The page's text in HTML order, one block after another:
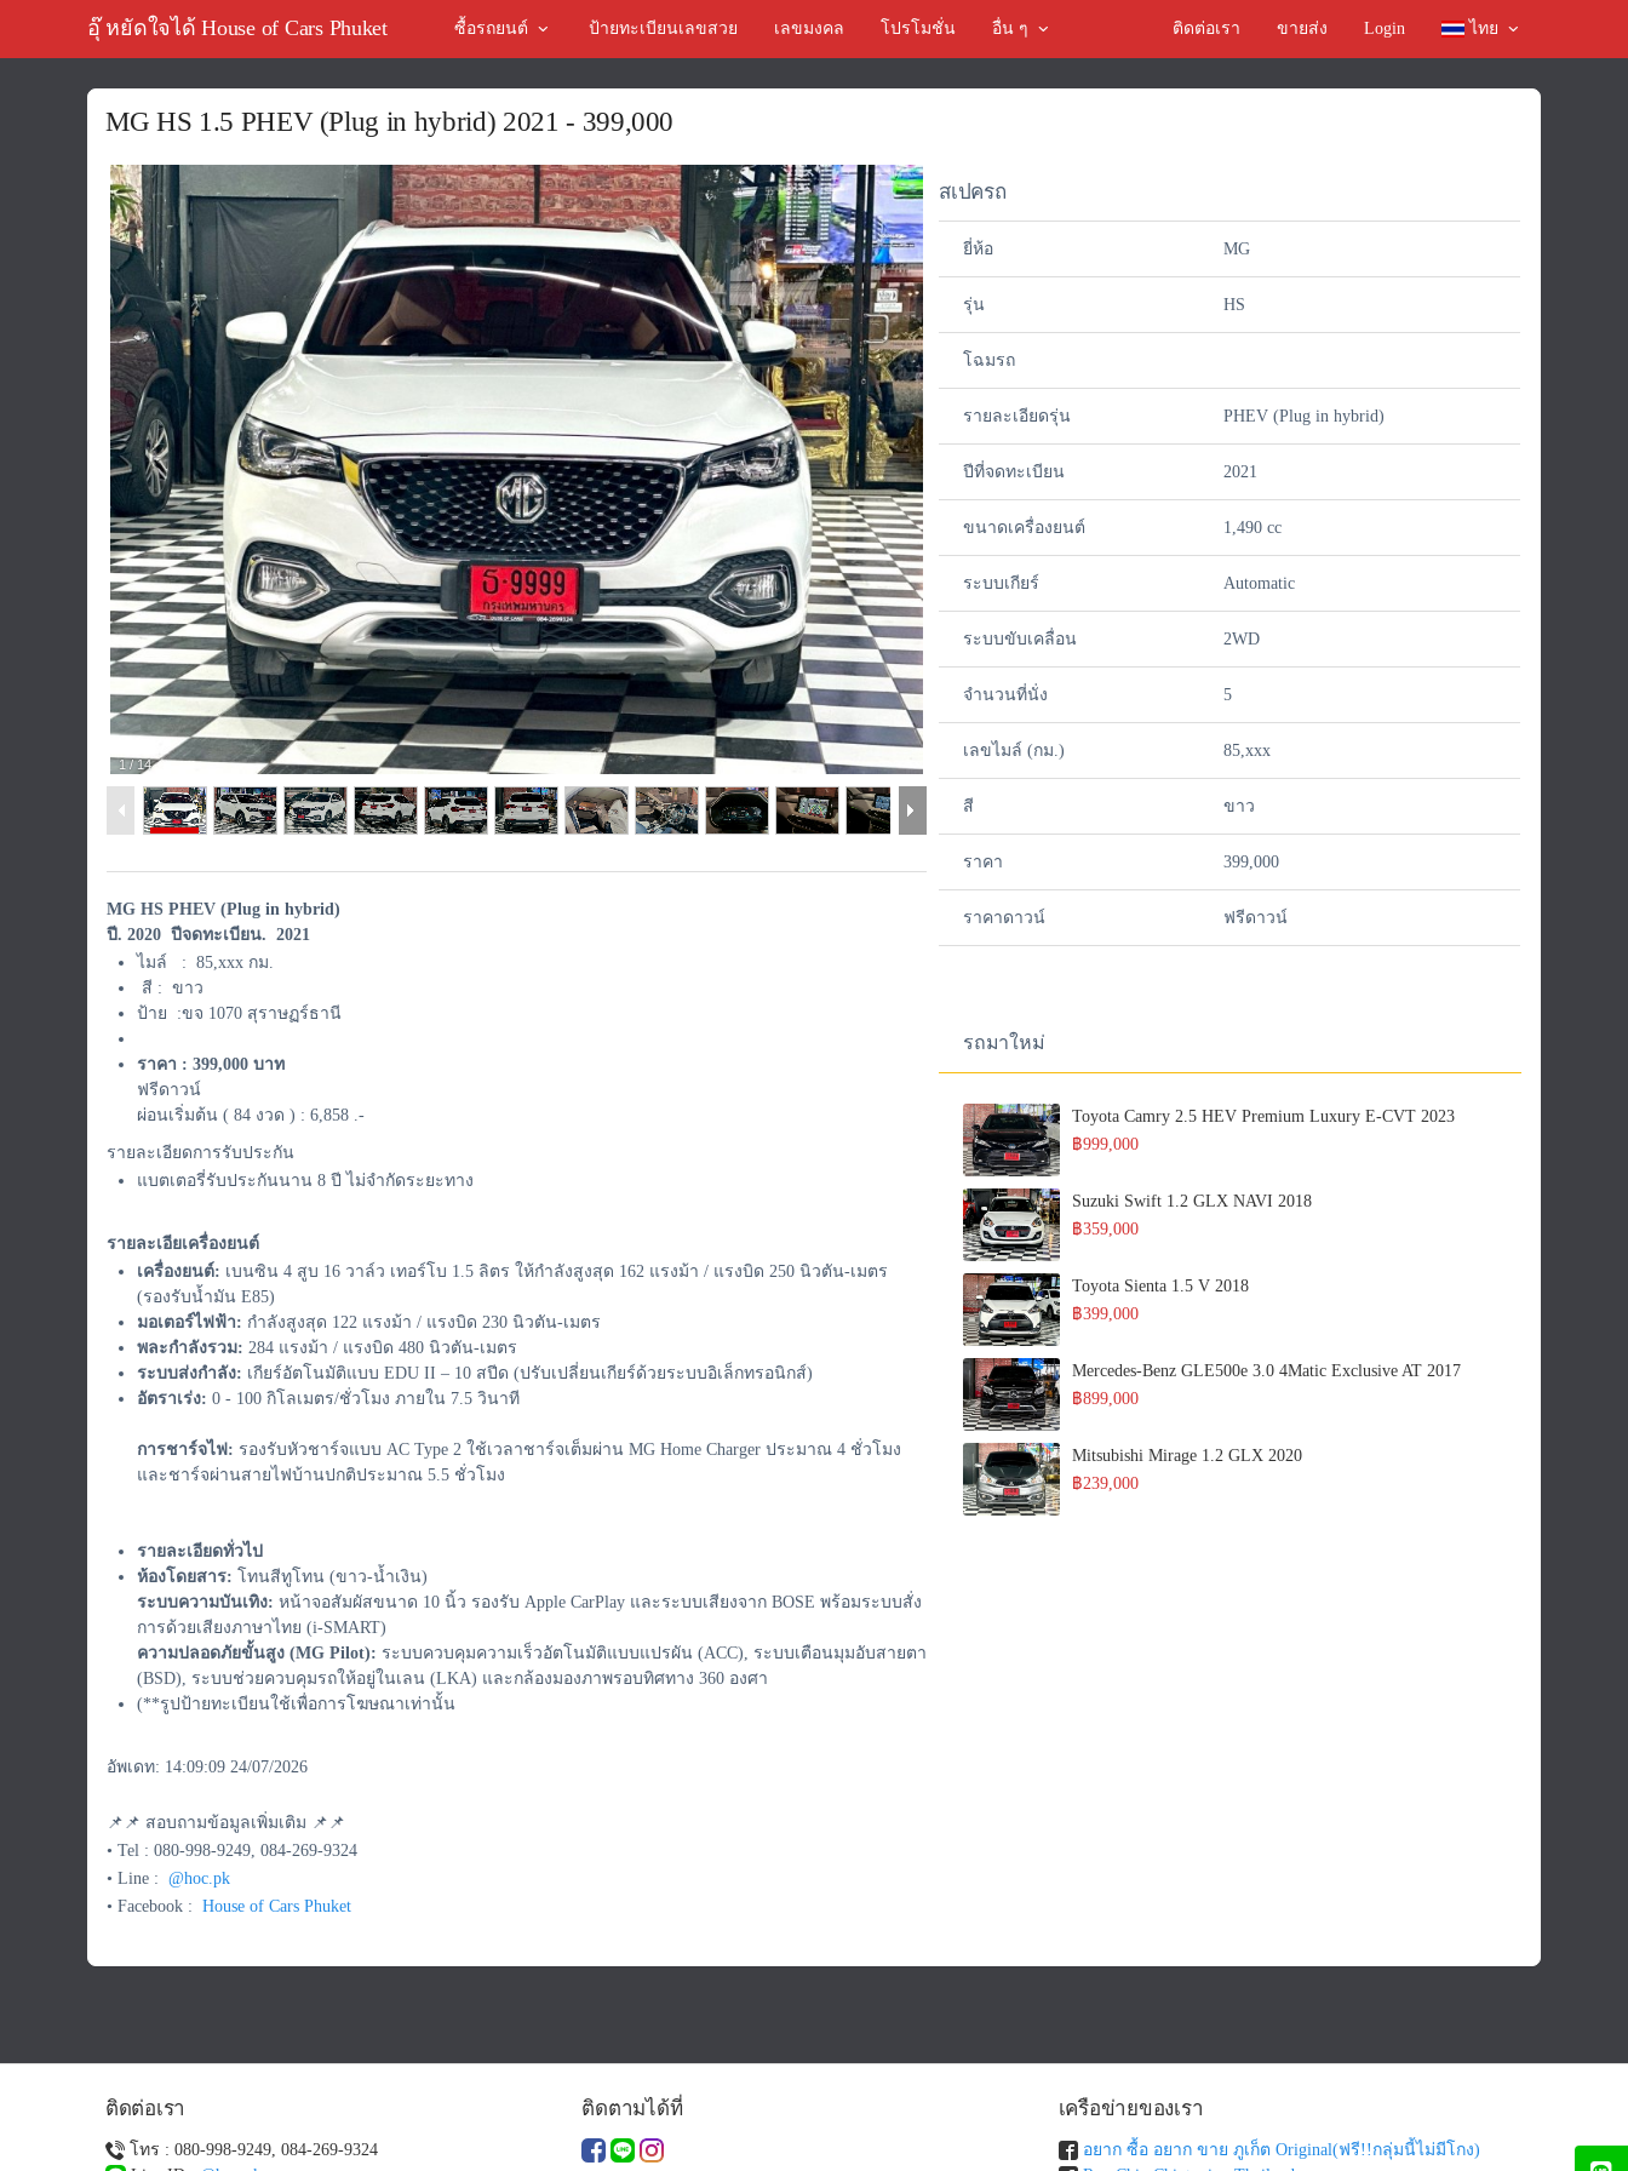
อุ๊ หยัดใจได้ House of Cars Phuket ซื้อรถยนต์ ป้ายทะเบียนเลขสวย เลขมงคล โปรโมชั่น อื่น ๆ ติดต่อเรา ขายส่ง Login ไทย
MG HS 1.5 PHEV (Plug in hybrid) 2021 - 399,000
1/14
MG HS PHEV (Plug in hybrid)
ปี. 2020 ปีจดทะเบียน. 2021
ไมล์ : 85,xxx กม.
สี : ขาว
ป้าย :ขจ 1070 สุราษฏร์ธานี
ราคา : 399,000 บาท
ฟรีดาวน์
ผ่อนเริ่มต้น ( 84 งวด ) : 6,858 .-
รายละเอียดการรับประกัน
แบตเตอรี่รับประกันนาน 8 ปี ไม่จำกัดระยะทาง
รายละเอียเครื่องยนต์
เครื่องยนต์: เบนซิน 4 สูบ 16 วาล์ว เทอร์โบ 1.5 ลิตร ให้กำลังสูงสุด 162 แรงม้า / แรงบิด 250 นิวตัน-เมตร
(รองรับน้ำมัน E85)
มอเตอร์ไฟฟ้า: กำลังสูงสุด 122 แรงม้า / แรงบิด 230 นิวตัน-เมตร
พละกำลังรวม: 284 แรงม้า / แรงบิด 480 นิวตัน-เมตร
ระบบส่งกำลัง: เกียร์อัตโนมัติแบบ EDU II – 10 สปีด (ปรับเปลี่ยนเกียร์ด้วยระบบอิเล็กทรอนิกส์)
อัตราเร่ง: 0 - 100 กิโลเมตร/ชั่วโมง ภายใน 7.5 วินาที
การชาร์จไฟ: รองรับหัวชาร์จแบบ AC Type 2 ใช้เวลาชาร์จเต็มผ่าน MG Home Charger ประมาณ 4 ชั่วโมง
และชาร์จผ่านสายไฟบ้านปกติประมาณ 5.5 ชั่วโมง
รายละเอียดทั่วไป
ห้องโดยสาร: โทนสีทูโทน (ขาว-น้ำเงิน)
ระบบความบันเทิง: หน้าจอสัมผัสขนาด 10 นิ้ว รองรับ Apple CarPlay และระบบเสียงจาก BOSE พร้อมระบบสั่ง
การด้วยเสียงภาษาไทย (i-SMART)
ความปลอดภัยขั้นสูง (MG Pilot): ระบบควบคุมความเร็วอัตโนมัติแบบแปรผัน (ACC), ระบบเตือนมุมอับสายตา
(BSD), ระบบช่วยควบคุมรถให้อยู่ในเลน (LKA) และกล้องมองภาพรอบทิศทาง 360 องศา
(**รูปป้ายทะเบียนใช้เพื่อการโฆษณาเท่านั้น
อัพเดท: 14:09:09 24/07/2026
📌📌 สอบถามข้อมูลเพิ่มเติม 📌📌
• Tel : 080-998-9249, 084-269-9324
• Line : @hoc.pk
• Facebook : House of Cars Phuket
สเปครถ
ยี่ห้อ MG
รุ่น HS
โฉมรถ
รายละเอียดรุ่น PHEV (Plug in hybrid)
ปีที่จดทะเบียน 2021
ขนาดเครื่องยนต์ 1,490 cc
ระบบเกียร์ Automatic
ระบบขับเคลื่อน 2WD
จำนวนที่นั่ง 5
เลขไมล์ (กม.) 85,xxx
สี ขาว
ราคา 399,000
ราคาดาวน์ ฟรีดาวน์
รถมาใหม่
Toyota Camry 2.5 HEV Premium Luxury E-CVT 2023
฿999,000
Suzuki Swift 1.2 GLX NAVI 2018
฿359,000
Toyota Sienta 1.5 V 2018
฿399,000
Mercedes-Benz GLE500e 3.0 4Matic Exclusive AT 2017
฿899,000
Mitsubishi Mirage 1.2 GLX 2020
฿239,000
ติดต่อเรา
โทร : 080-998-9249, 084-269-9324
ติดตามได้ที่ เครือข่ายของเรา
อยาก ซื้อ อยาก ขาย ภูเก็ต Original(ฟรี!!กลุ่มนี้ไม่มีโกง)